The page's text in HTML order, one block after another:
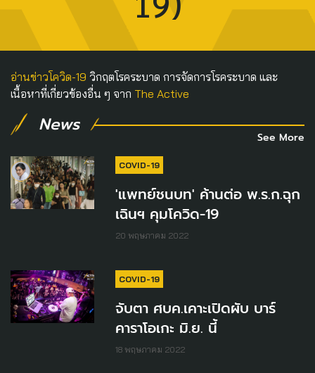
อ่านข่าวโควิด-19 วิกฤตโรคระบาด การจัดการโรคระบาด และ
เนื้อหาที่เกี่ยวข้องอื่น ๆ จาก The Active
News
See More
COVID-19
'แพทย์ชนบท' ค้านต่อ พ.ร.ก.ฉุก
เฉินฯ คุมโควิด-19
20 พฤษภาคม 2022
COVID-19
จับตา ศบค.เคาะเปิดผับ บาร์
คาราโอเกะ มิ.ย. นี้
18 พฤษภาคม 2022